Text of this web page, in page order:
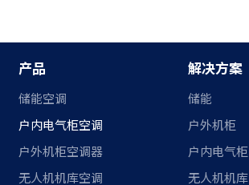
产品
储能空调
户内电气柜空调
户外机柜空调器
无人机机库空调
解决方案
储能
户外机柜
户内电气柜
无人机机库